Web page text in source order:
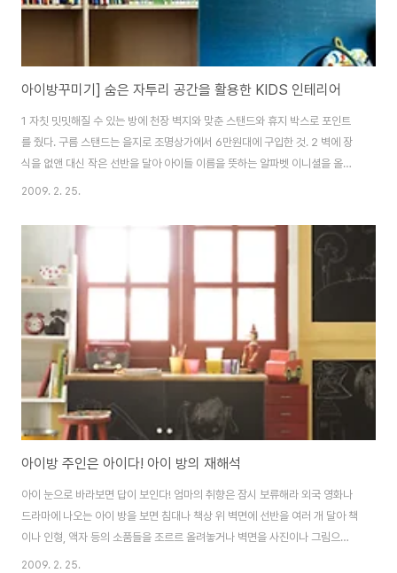
아이방꾸미기] 숨은 자투리 공간을 활용한 KIDS 인테리어
1 자칫 밋밋해질 수 있는 방에 천장 벽지와 맞춘 스탠드와 휴지 박스로 포인트
를 줬다. 구름 스탠드는 을지로 조명상가에서 6만원대에 구입한 것. 2 벽에 장
식을 없앤 대신 작은 선반을 달아 아이들 이름을 뜻하는 알파벳 이니셜을 올려
줬더니 아이들이 더 좋아한다. 3 모서리의 숨은 공간을 백배 활용한 수납장. 미
위해 현장에서 직접 자재를 절단해 만들었다. 4 장난감 수납장 위에 책을 꽂기
위해 커다란 선반을 달았다. 일반 기성품으로 나온 선반은 책을 많이 올리면 무
너질 수 있어서 견고한 집성목으로 선반을 제작한 뒤 벽면 속 콘크리트에 목공
용 지지대를 심어 넣었더니 책을 많이 올려 놓아도 흔들림 없이 견고하다. 자료
출처_베스트베이비 ..
2009. 2. 25.
아이방 주인은 아이다! 아이 방의 재해석
아이 눈으로 바라보면 답이 보인다! 엄마의 취향은 잠시 보류해라 외국 영화나
드라마에 나오는 아이 방을 보면 침대나 책상 위 벽면에 선반을 여러 개 달아 책
이나 인형, 액자 등의 소품들을 조르르 올려놓거나 벽면을 사진이나 그림으로
도배하는 등 자질구레한 물건을 늘어놓은 경우를 볼 수 있다. 언뜻 보면 어수선
2009. 2. 25.